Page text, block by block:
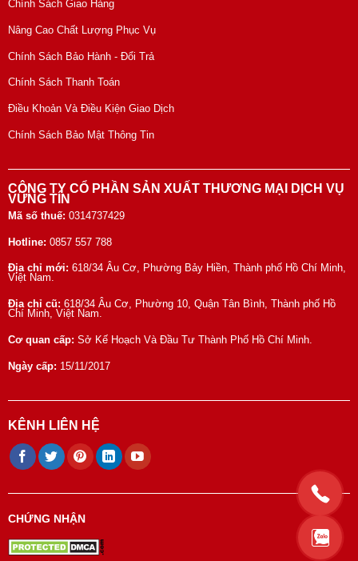
Chính Sách Giao Hàng
Nâng Cao Chất Lượng Phục Vụ
Chính Sách Bảo Hành - Đổi Trả
Chính Sách Thanh Toán
Điều Khoản Và Điều Kiện Giao Dịch
Chính Sách Bảo Mật Thông Tin
CÔNG TY CỔ PHẦN SẢN XUẤT THƯƠNG MẠI DỊCH VỤ
VỮNG TÍN
Mã số thuế: 0314737429
Hotline: 0857 557 788
Địa chỉ mới: 618/34 Âu Cơ, Phường Bảy Hiền, Thành phố Hồ Chí Minh,
Việt Nam.
Địa chỉ cũ: 618/34 Âu Cơ, Phường 10, Quận Tân Bình, Thành phố Hồ
Chí Minh, Việt Nam.
Cơ quan cấp: Sở Kế Hoạch Và Đầu Tư Thành Phố Hồ Chí Minh.
Ngày cấp: 15/11/2017
KÊNH LIÊN HỆ
CHỨNG NHẬN